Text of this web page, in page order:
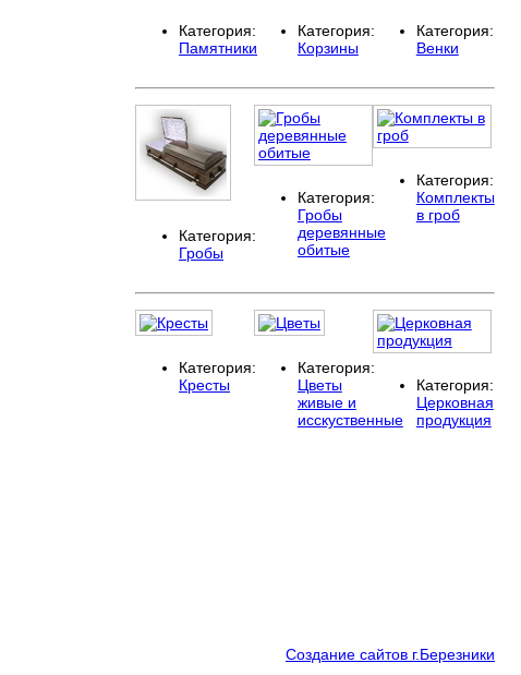
Категория:
Памятники
Категория:
Корзины
Категория:
Венки
Категория:
Гробы
Категория:
Гробы
деревянные
обитые
Категория:
Комплекты
в гроб
Категория:
Кресты
Категория:
Цветы
живые и
исскуственные
Категория:
Церковная
продукция
Создание сайтов г.Березники